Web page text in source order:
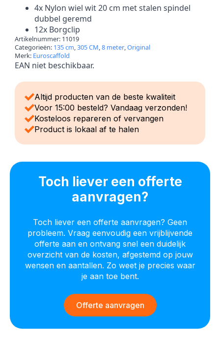
4x Nylon wiel wit 20 cm met stalen spindel
dubbel geremd
12x Borgclip
Artikelnummer: 11019
Categorieën: 135 cm 305 CM 8 meter Original
Merk: Euroscaffold
EAN niet beschikbaar.
Altijd producten van de beste kwaliteit
Voor 15:00 besteld? Vandaag verzonden!
Kosteloos repareren of vervangen
Product is lokaal af te halen
Toch liever een offerte
aanvragen?
Toch liever een offerte aanvragen? Geen
probleem. Vraag eenvoudig een vrijblijvende
offerte aan en ontvang snel een duidelijk
overzicht van de kosten, afgestemd op jouw
wensen en aantallen. Zo weet je precies waar
je aan toe bent.
Offerte aanvragen